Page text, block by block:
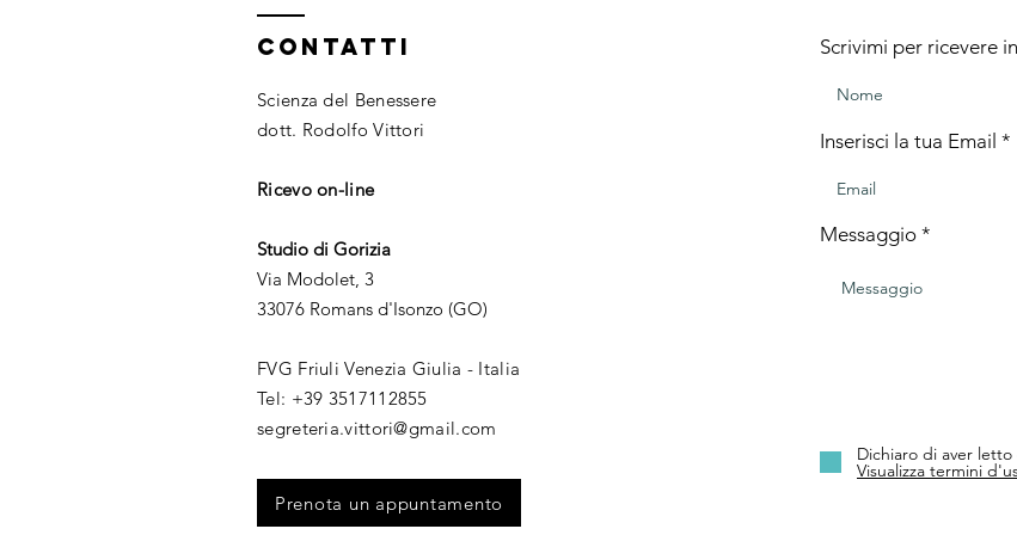
CONTATTI
Scienza del Benessere
dott. Rodolfo Vittori
Ricevo on-line
Studio di Gorizia
Via Modolet, 3
33076 Romans d'Isonzo (GO)
FVG Friuli Venezia Giulia - Italia
​Tel: +39 3517112855​
segreteria.vittori@gmail.com
Prenota un appuntamento
Scrivimi per ricevere
Inserisci la tua Email
Messaggio
Dichiaro di aver letto
Visualizza termini